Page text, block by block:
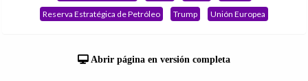
Reserva Estratégica de Petróleo
Trump Unión Europea
Abrir página en versión completa